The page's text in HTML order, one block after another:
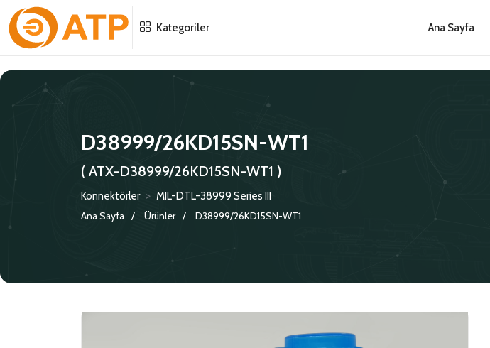
Kategoriler Ana Sayfa
D38999/26KD15SN-WT1
( ATX-D38999/26KD15SN-WT1 )
Konnektörler > MIL-DTL-38999 Series III
Ana Sayfa
Ürünler D38999/26KD15SN-WT1
Menu
HAKKIMIZDA
Menu
İSG POLITIKASI
BILGI GÜVENLIĞI POLITIKASI
Menu